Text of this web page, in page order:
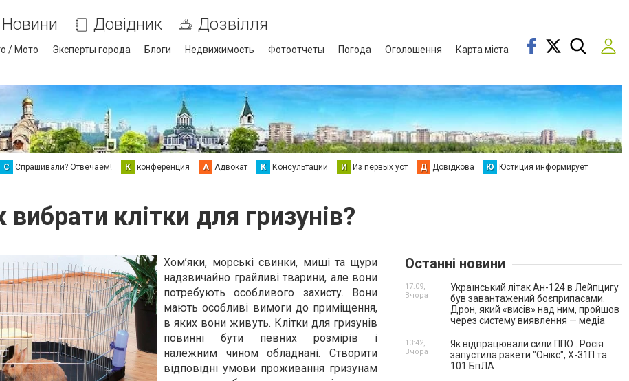
Новини Довідник Дозвілля
/ Мото Эксперты города Блоги Недвижимость Фотоотчеты Погода Оголошення
Карта міста
С Спрашивали? Отвечаем! К конференция А Адвокат К Консультации И Из первых уст Д Довідкова Ю Юстиция информирует
вибрати клітки для гризунів?
Хом’яки, морські свинки, миші та щури
надзвичайно грайливі тварини, але вони
потребують особливого захисту. Вони
мають особливі вимоги до приміщення,
в яких вони живуть. Клітки для гризунів
повинні бути певних розмірів і
належним чином обладнані. Створити
відповідні умови проживання гризунам
Останні новини
Український літак Ан-124 в Лейпцигу
був завантажений боєприпасами.
Дрон, який «висів» над ним, пройшов
через систему виявлення — медіа
17:09,
Вчора
Як відпрацювали сили ППО . Росія
запустила ракети "Онікс", Х-31П та
101 БпЛА
13:42,
Вчора